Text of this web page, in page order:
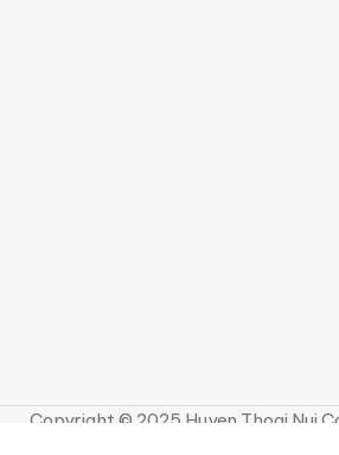
Copyright © 2025 Huyen Thoai Nui